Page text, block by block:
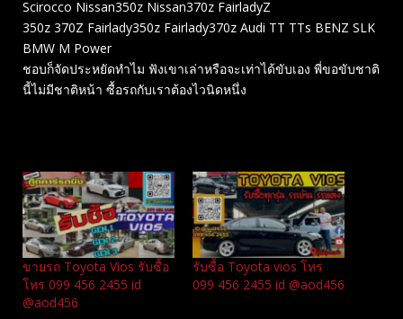
Scirocco Nissan350z Nissan370z FairladyZ
350z 370Z Fairlady350z Fairlady370z Audi TT TTs BENZ SLK
BMW M Power
ชอบก็จัดประหยัดทำไม ฟังเขาเล่าหรือจะเท่าได้ขับเอง พี่ขอขับชาติ
นี้ไม่มีชาติหน้า ซื้อรถกับเราต้องไวนิดหนึ่ง
ขายรถ Toyota Vios รับซื้อ
โทร 099 456 2455 id
@aod456
รับซื้อ Toyota vios โทร
099 456 2455 id @aod456